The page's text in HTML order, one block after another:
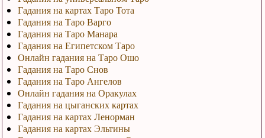
Гадания на картах Таро Тота
Гадания на Таро Варго
Гадания на Таро Манара
Гадания на Египетском Таро
Онлайн гадания на Таро Ошо
Гадания на Таро Снов
Гадания на Таро Ангелов
Онлайн гадания на Оракулах
Гадания на цыганских картах
Гадания на картах Ленорман
Гадания на картах Эльтины